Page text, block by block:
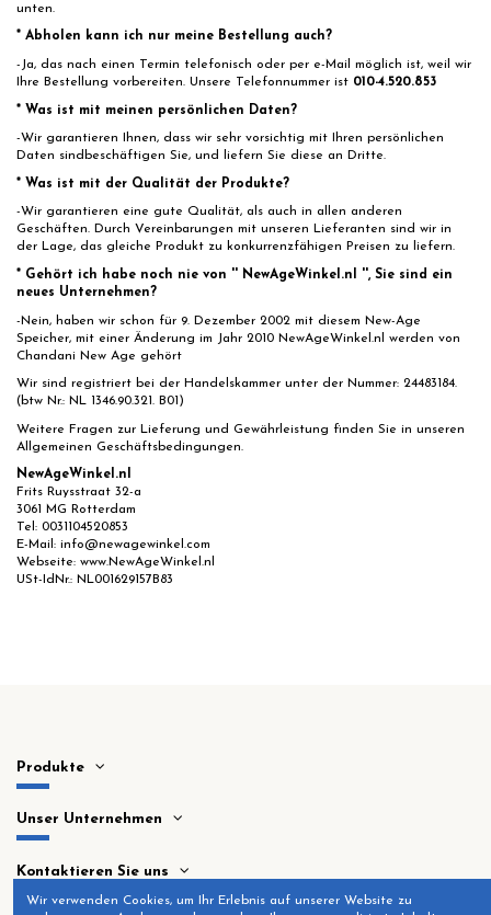
unten.
* Abholen kann ich nur meine Bestellung auch?
-Ja, das nach einen Termin telefonisch oder per e-Mail möglich ist, weil wir
Ihre Bestellung vorbereiten. Unsere Telefonnummer ist 010-4.520.853
* Was ist mit meinen persönlichen Daten?
-Wir garantieren Ihnen, dass wir sehr vorsichtig mit Ihren persönlichen
Daten sindbeschäftigen Sie, und liefern Sie diese an Dritte.
* Was ist mit der Qualität der Produkte?
-Wir garantieren eine gute Qualität, als auch in allen anderen
Geschäften. Durch Vereinbarungen mit unseren Lieferanten sind wir in
der Lage, das gleiche Produkt zu konkurrenzfähigen Preisen zu liefern.
* Gehört ich habe noch nie von '' NewAgeWinkel.nl '', Sie sind ein
neues Unternehmen?
-Nein, haben wir schon für 9. Dezember 2002 mit diesem New-Age
Speicher, mit einer Änderung im Jahr 2010 NewAgeWinkel.nl werden von
Chandani New Age gehört
Wir sind registriert bei der Handelskammer unter der Nummer: 24483184.
(btw Nr.: NL 1346.90.321. B01)
Weitere Fragen zur Lieferung und Gewährleistung finden Sie in unseren
Allgemeinen Geschäftsbedingungen.
NewAgeWinkel.nl
Frits Ruysstraat 32-a
3061 MG Rotterdam
Tel: 0031104520853
E-Mail: info@newagewinkel.com
Webseite: www.NewAgeWinkel.nl
USt-IdNr.: NL001629157B83
Produkte
Unser Unternehmen
Kontaktieren Sie uns
Wir verwenden Cookies, um Ihr Erlebnis auf unserer Website zu